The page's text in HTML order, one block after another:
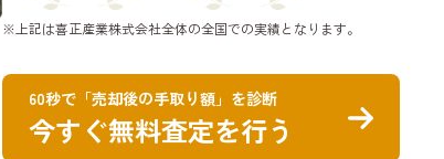
※上記は喜正産業株式会社全体の全国での実績となります。
60秒で「売却後の手取り額」を診断
今すぐ無料査定を行う